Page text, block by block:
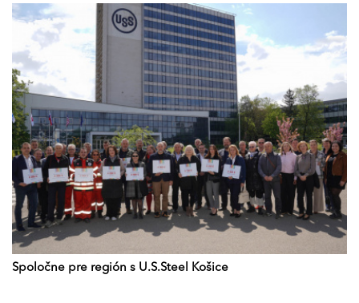
Spoločne pre región s U.S.Steel Košice